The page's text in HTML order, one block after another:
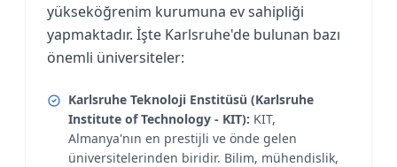
yükseköğrenim kurumuna ev sahipliği
yapmaktadır. İşte Karlsruhe'de bulunan bazı
önemli üniversiteler:
Karlsruhe Teknoloji Enstitüsü (Karlsruhe
Institute of Technology - KIT): KIT,
Almanya'nın en prestijli ve önde gelen
üniversitelerinden biridir. Bilim, mühendislik,